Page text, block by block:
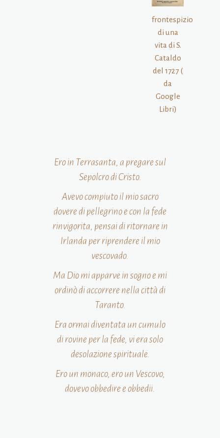
frontespizio
di una
vita di S.
Cataldo
del 1727 (
da
Google
Libri)
Ero in Terrasanta, a pregare sul
Sepolcro di Cristo.
Avevo compiuto il mio sacro
dovere di pellegrino e con la fede
rinvigorita, pensai di ritornare in
Irlanda per riprendere il mio
vescovado.
Ma Dio mi apparve in sogno e mi
ordinò di accorrere nella città di
Taranto.
Era ormai diventata un cumulo
di rovine per la fede, vi era solo
desolazione spirituale.
Ero un monaco, ero un Vescovo,
dovevo obbedire e obbedii.